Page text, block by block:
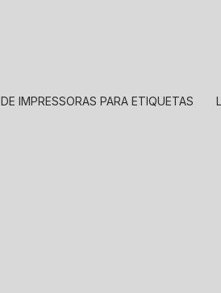
DE IMPRESSORAS PARA ETIQUETAS